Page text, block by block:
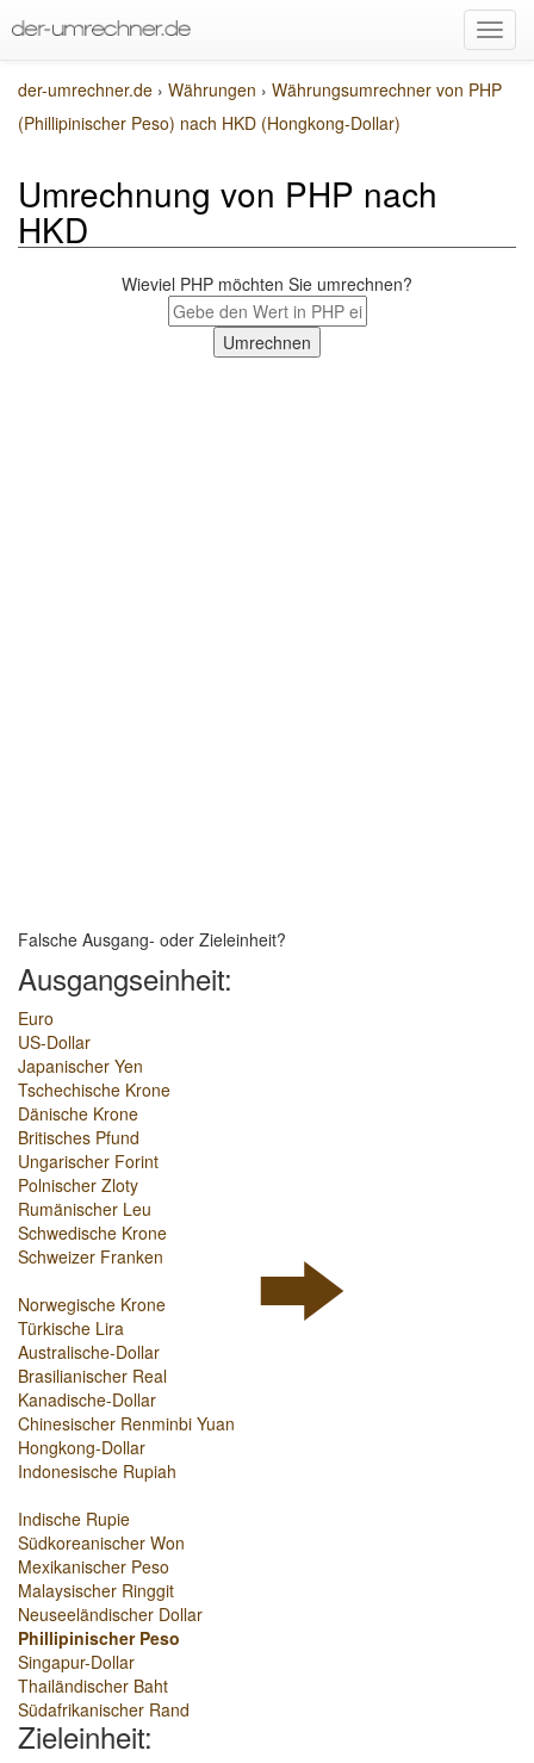
der-umrechner.de › Währungen › Währungsumrechner von PHP
(Phillipinischer Peso) nach HKD (Hongkong-Dollar)
Umrechnung von PHP nach
HKD
Wieviel PHP möchten Sie umrechnen?
Falsche Ausgang- oder Zieleinheit?
Ausgangseinheit:
Euro
US-Dollar
Japanischer Yen
Tschechische Krone
Dänische Krone
Britisches Pfund
Ungarischer Forint
Polnischer Zloty
Rumänischer Leu
Schwedische Krone
Schweizer Franken
Norwegische Krone
Türkische Lira
Australische-Dollar
Brasilianischer Real
Kanadische-Dollar
Chinesischer Renminbi Yuan
Hongkong-Dollar
Indonesische Rupiah
Indische Rupie
Südkoreanischer Won
Mexikanischer Peso
Malaysischer Ringgit
Neuseeländischer Dollar
Phillipinischer Peso
Singapur-Dollar
Thailändischer Baht
Südafrikanischer Rand
Zieleinheit: